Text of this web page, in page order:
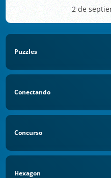
2 de
Puzzles
Conectando
Concurso
Hexagon